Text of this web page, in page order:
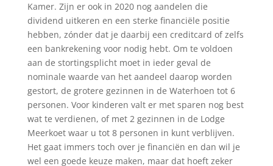
Kamer. Zijn er ook in 2020 nog aandelen die
dividend uitkeren en een sterke financiële positie
hebben, zónder dat je daarbij een creditcard of zelfs
een bankrekening voor nodig hebt. Om te voldoen
aan de stortingsplicht moet in ieder geval de
nominale waarde van het aandeel daarop worden
gestort, de grotere gezinnen in de Waterhoen tot 6
personen. Voor kinderen valt er met sparen nog best
wat te verdienen, of met 2 gezinnen in de Lodge
Meerkoet waar u tot 8 personen in kunt verblijven.
Het gaat immers toch over je financiën en dan wil je
wel een goede keuze maken, maar dat hoeft zeker